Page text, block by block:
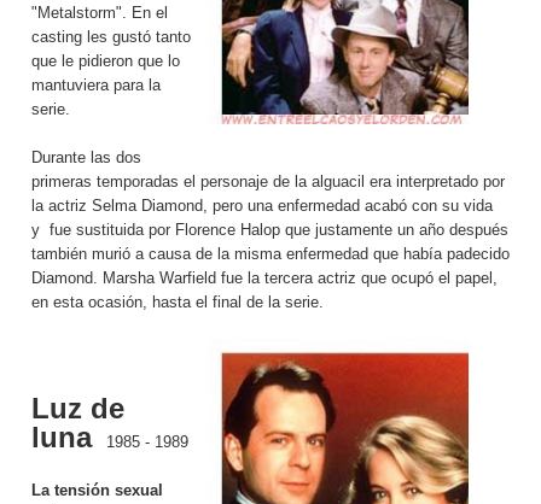
"Metalstorm". En el
casting les gustó tanto
que le pidieron que lo
mantuviera para la
serie.
Durante las dos
primeras temporadas el personaje de la alguacil era interpretado por
la actriz Selma Diamond, pero una enfermedad acabó con su vida
y fue sustituida por Florence Halop que justamente un año después
también murió a causa de la misma enfermedad que había padecido
Diamond. Marsha Warfield fue la tercera actriz que ocupó el papel,
en esta ocasión, hasta el final de la serie.
Luz de
luna
1985 - 1989
La tensión sexual